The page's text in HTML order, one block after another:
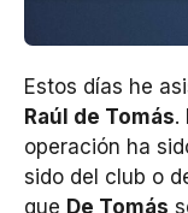
Estos días he
Raúl de Tomás.
operación ha
sido del club o
que De Tomás